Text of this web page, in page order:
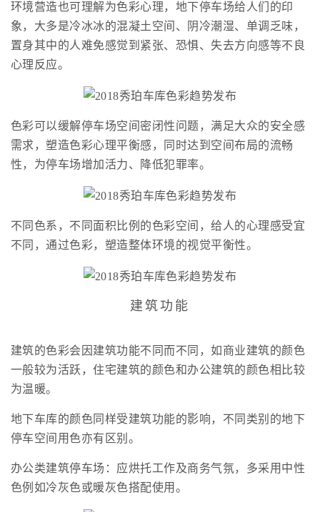
环境营造也可理解为色彩心理，地下停车场给人们的印
象，大多是冷冰冰的混凝土空间、阴冷潮湿、单调乏味，
置身其中的人难免感觉到紧张、恐惧、失去方向感等不良
心理反应。
色彩可以缓解停车场空间密闭性问题，满足大众的安全感
需求，塑造色彩心理平衡感，同时达到空间布局的流畅
性，为停车场增加活力、降低犯罪率。
不同色系，不同面积比例的色彩空间，给人的心理感受宜
不同，通过色彩，塑造整体环境的视觉平衡性。
建筑功能
建筑的色彩会因建筑功能不同而不同，如商业建筑的颜色
一般较为活跃，住宅建筑的颜色和办公建筑的颜色相比较
为温暖。
地下车库的颜色同样受建筑功能的影响，不同类别的地下
停车空间用色亦有区别。
办公类建筑停车场：应烘托工作及商务气氛，多采用中性
色例如冷灰色或暖灰色搭配使用。